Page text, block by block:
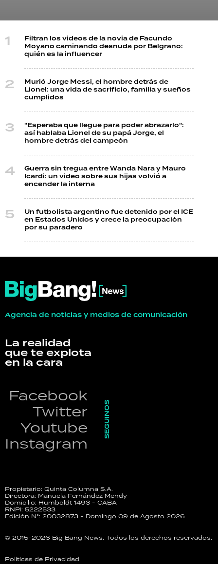
Filtran los videos de la novia de Facundo
Moyano caminando desnuda por Belgrano:
quién es la influencer
Murió Jorge Messi, el hombre detrás de
Lionel: una vida de sacrificio, familia y sueños
cumplidos
"Esperaba que llegue para poder abrazarlo":
así hablaba Lionel de su papá Jorge, el
hombre detrás del campeón
Guerra sin tregua entre Wanda Nara y Mauro
Icardi: un video sobre sus hijas volvió a
encender la interna
Un futbolista argentino fue detenido por el ICE
en Estados Unidos y crece la preocupación
por su paradero
Agencia de noticias y medios de comunicación
La realidad
que te explota
en la cara
Facebook
Twitter
Youtube
Instagram
SEGUINOS
Propietario: Quinta Columna S.A.
Directora: Manuela Fernández Mendy
Domicilio: Humboldt 1493 - CABA
RNPI: 5222533
Edición N°: 20032873 - Domingo 09 de Agosto 2026
© 2015-2026 Big Bang News. Todos los derechos reservados.
Políticas de Privacidad
Seguinos